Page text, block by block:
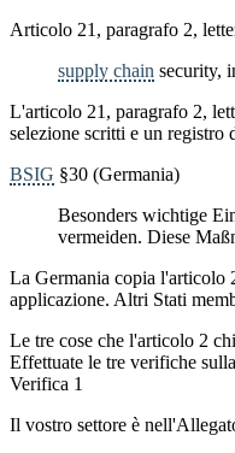
Articolo 21, paragrafo 2,
supply chain security,
L'articolo 21, paragrafo 2,
selezione scritti e un
BSIG §30 (Germania)
Besonders wichtige
vermeiden. Diese
La Germania copia l'articolo
applicazione. Altri Stati
Le tre cose che l'articolo 2
Effettuate le tre verifiche
Verifica 1
Il vostro settore è